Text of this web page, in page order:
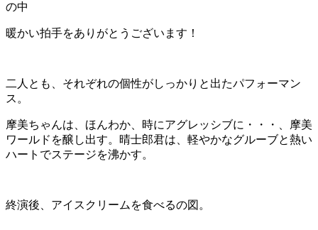
の中
暖かい拍手をありがとうございます！
二人とも、それぞれの個性がしっかりと出たパフォーマン
ス。
摩美ちゃんは、ほんわか、時にアグレッシブに・・・、摩美
ワールドを醸し出す。晴士郎君は、軽やかなグルーブと熱い
ハートでステージを沸かす。
終演後、アイスクリームを食べるの図。